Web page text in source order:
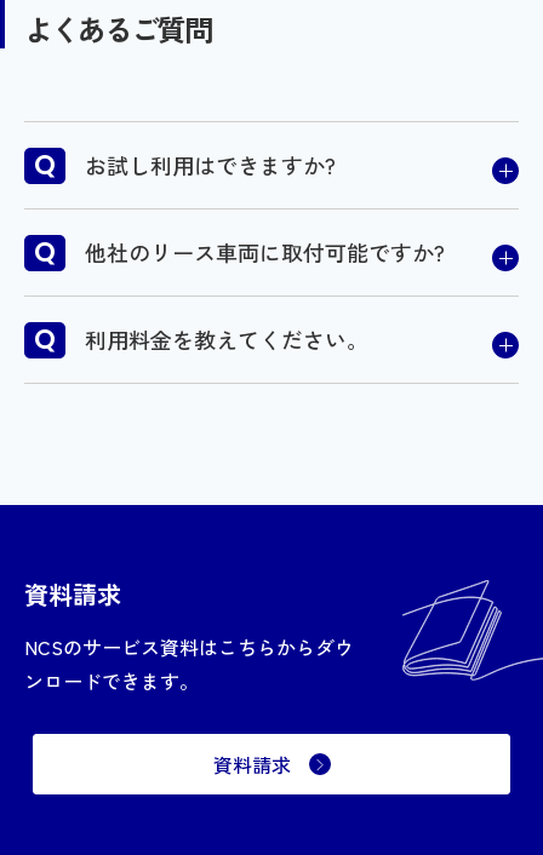
よくあるご質問
お試し利用はできますか?
詳しくは、弊社営業担当までご連絡ください。ま
たは、下記お問い合わせフォームからお問い合わ
せください。
他社のリース車両に取付可能ですか?
利用料金を教えてください。
い合わせください。
資料請求
NCSのサービス資料はこちらからダウ
ンロードできます。
資料請求